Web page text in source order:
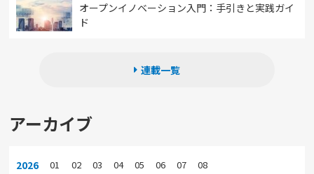
オープンイノベーション入門：手引きと実践ガイ
ド
連載一覧
アーカイブ
2026 01 02 03 04 05 06 07 08